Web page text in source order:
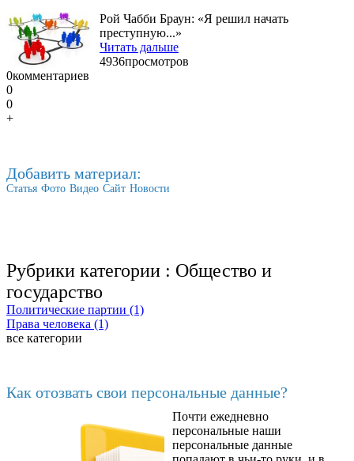
Рой Чабби Браун: «Я решил начать
преступную...»
Читать дальше
4936просмотров
0комментариев
0
0
+
Добавить материал:
Статья Фото Видео Сайт Новости
Рубрики категории : Общество и
государство
Политические партии (1)
Права человека (1)
все категории
Как отозвать свои персональные данные?
Почти ежедневно
персональные наши
персональные данные